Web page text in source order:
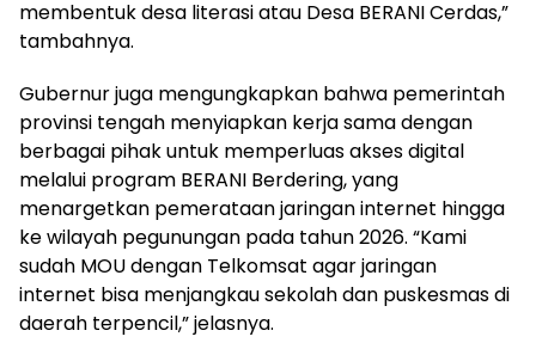
membentuk desa literasi atau Desa BERANI Cerdas,”
tambahnya.
Gubernur juga mengungkapkan bahwa pemerintah
provinsi tengah menyiapkan kerja sama dengan
berbagai pihak untuk memperluas akses digital
melalui program BERANI Berdering, yang
menargetkan pemerataan jaringan internet hingga
ke wilayah pegunungan pada tahun 2026. “Kami
sudah MOU dengan Telkomsat agar jaringan
internet bisa menjangkau sekolah dan puskesmas di
daerah terpencil,” jelasnya.